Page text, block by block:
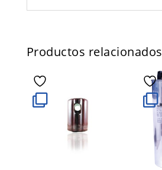
Productos relacionados